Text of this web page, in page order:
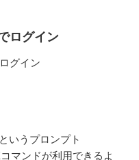
ログイン
グイン
いうプロンプト
マンドが利用できるよ